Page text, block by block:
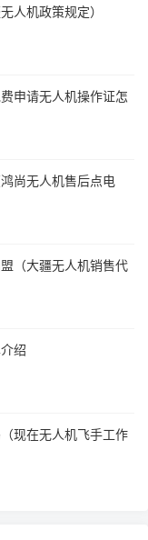
人机政策规定）
申请无人机操作证怎
尚无人机售后点电
（大疆无人机销售代
绍
现在无人机飞手工作